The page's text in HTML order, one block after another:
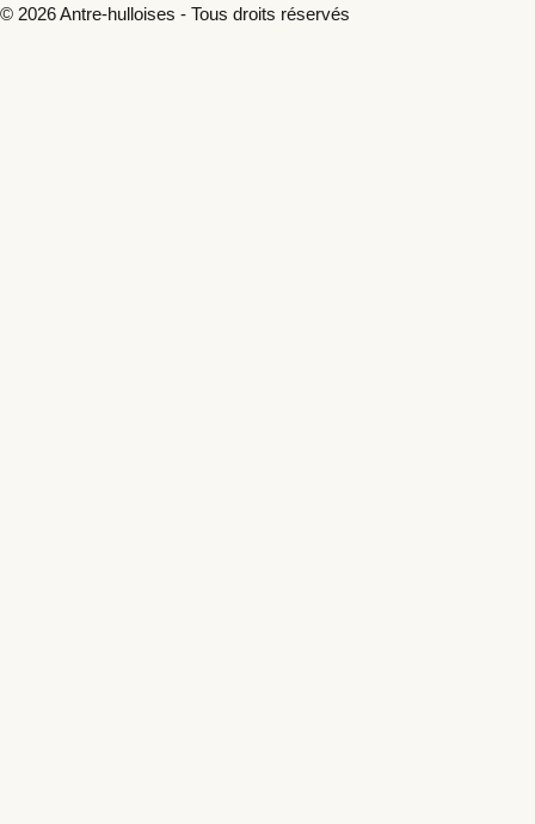
© 2026 Antre-hulloises - Tous droits réservés